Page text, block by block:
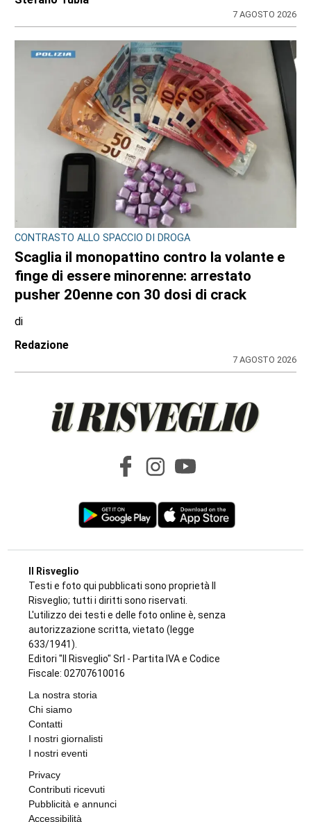
bus sostitutivi e deviazioni per il Venaria
Express
8 AGOSTO 2026
CRONACA NERA
Travolge un gruppo di ciclisti e fugge. Due
feriti gravi, fermato l’automobilista
Antonello Micali
8 AGOSTO 2026
CONSIGLIO REGIONALE
Marcinelle, il presidente Nicco: “Onorare gli
mondo”
Redazione CRP